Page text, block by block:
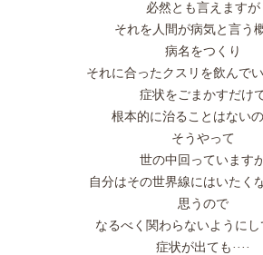
必然とも言えますが
それを人間が病気と言う
病名をつくり
それに合ったクスリを飲んでい
症状をごまかすだけ
根本的に治ることはないの
そうやって
世の中回っています
自分はその世界線にはいたく
思うので
なるべく関わらないようにし
症状が出ても····